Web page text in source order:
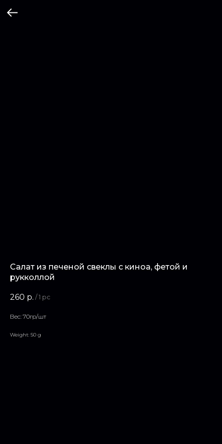
Салат из печеной свеклы с киноа, фетой и
рукколлой
260 р. / 1 pc
Вес: 70гр/шт
Weight: 50 g